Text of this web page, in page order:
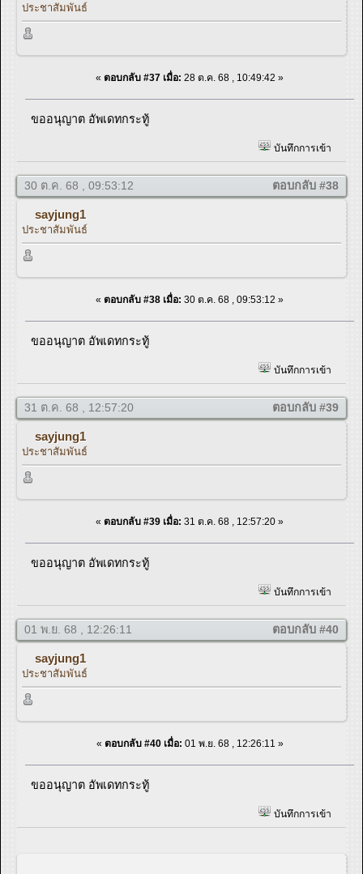
ประชาสัมพันธ์
« ตอบกลับ #37 เมื่อ: 28 ต.ค. 68 , 10:49:42 »
ขออนุญาต อัพเดทกระทู้
บันทึกการเข้า
30 ต.ค. 68 , 09:53:12 ตอบกลับ #38
sayjung1
ประชาสัมพันธ์
« ตอบกลับ #38 เมื่อ: 30 ต.ค. 68 , 09:53:12 »
ขออนุญาต อัพเดทกระทู้
บันทึกการเข้า
31 ต.ค. 68 , 12:57:20 ตอบกลับ #39
sayjung1
ประชาสัมพันธ์
« ตอบกลับ #39 เมื่อ: 31 ต.ค. 68 , 12:57:20 »
ขออนุญาต อัพเดทกระทู้
บันทึกการเข้า
01 พ.ย. 68 , 12:26:11 ตอบกลับ #40
sayjung1
ประชาสัมพันธ์
« ตอบกลับ #40 เมื่อ: 01 พ.ย. 68 , 12:26:11 »
ขออนุญาต อัพเดทกระทู้
บันทึกการเข้า